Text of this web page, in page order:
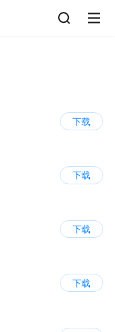
下载
下载
下载
下载